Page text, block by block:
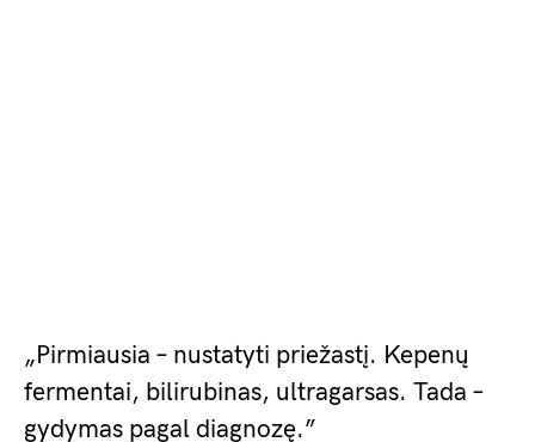
„Pirmiausia – nustatyti priežastį. Kepenų
fermentai, bilirubinas, ultragarsas. Tada –
gydymas pagal diagnozę.”